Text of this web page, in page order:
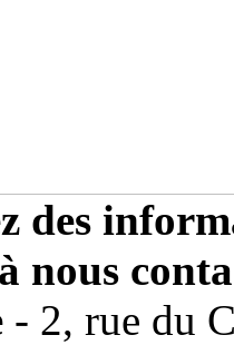
des
nous
- 2, rue du